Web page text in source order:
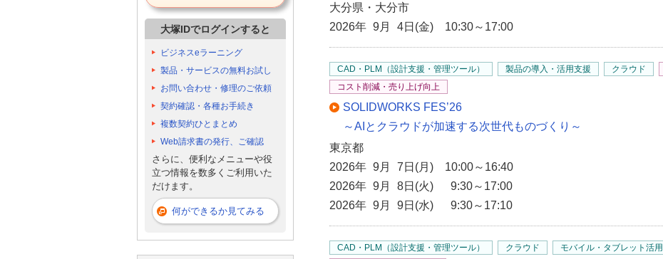
大分県・大分市
2026年 9月 4日(金) 10:30～17:00
CAD・PLM（設計支援・管理ツール） 製品の導入・活用支援 クラウド
コスト削減・売り上げ向上
SOLIDWORKS FES’26
～AIとクラウドが加速する次世代ものづくり～
東京都
2026年 9月 7日(月) 10:00～16:40
2026年 9月 8日(火) 9:30～17:00
2026年 9月 9日(水) 9:30～17:10
CAD・PLM（設計支援・管理ツール） クラウド モバイル・タブレット活用
大塚IDでログインすると
ビジネスeラーニング
製品・サービスの無料お試し
お問い合わせ・修理のご依頼
契約確認・各種お手続き
複数契約ひとまとめ
Web請求書の発行、ご確認
さらに、便利なメニューや役
立つ情報を数多くご利用いた
だけます。
何ができるか見てみる